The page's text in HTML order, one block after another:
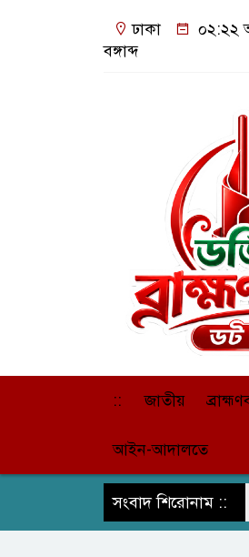
ঢাকা
০২:২২
বঙ্গাব্দ
:: জাতীয়
আইন-আদালতে
সংবাদ শিরোনাম ::